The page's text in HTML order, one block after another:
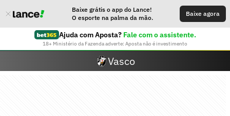
Baixe grátis o app do Lance!
O esporte na palma da mão.
Baixe agora
Ajuda com Aposta? Fale com o assistente.
18+ Ministério da Fazenda adverte: Aposta não é investimento
Vasco